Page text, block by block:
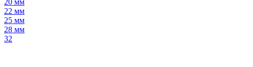
20 мм
22 мм
25 мм
28 мм
32